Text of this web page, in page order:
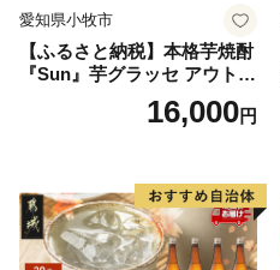
愛知県小牧市
【ふるさと納税】本格芋焼酎
『Sun』芋グラッセ アウトド
ア ソロキャンプ ベランピン
グ 巣ごもり 就労支援16,000円